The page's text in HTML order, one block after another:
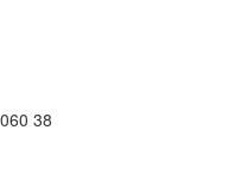
38